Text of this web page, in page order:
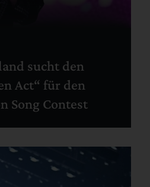
sucht den
Act“ für den
Song Contest